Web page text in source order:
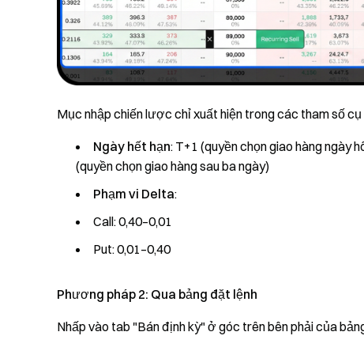
Mục nhập chiến lược chỉ xuất hiện trong các tham số cụ
Ngày hết hạn: T+1 (quyền chọn giao hàng ngày
(quyền chọn giao hàng sau ba ngày)
Phạm vi Delta:
Call: 0,40–0,01
Put: 0,01–0,40
Phương pháp 2: Qua bảng đặt lệnh
Nhấp vào tab "Bán định kỳ" ở góc trên bên phải của